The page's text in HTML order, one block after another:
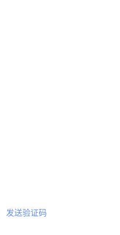
发送验证码